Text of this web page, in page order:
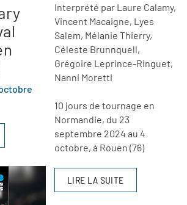
Interprété par Laure Calamy,
Vincent Macaigne, Lyes
Salem, Mélanie Thierry,
Céleste Brunnquell,
Grégoire Leprince-Ringuet,
Nanni Moretti
10 jours de tournage en
Normandie, du 23
septembre 2024 au 4
octobre, à Rouen (76)
LIRE LA SUITE